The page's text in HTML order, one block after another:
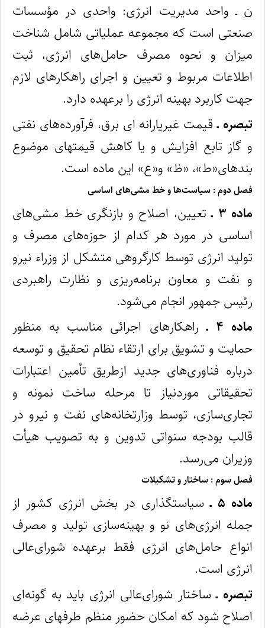
ن ـ واحد مدیریت انرژی: واحدی در مؤسسات
صنعتی است که مجموعه عملیاتی شامل شناخت
میزان و نحوه مصرف حامل‌های انرژی، ثبت
اطلاعات مربوط و تعیین و اجرای راهکارهای لازم
جهت کاربرد بهینه انرژی را بر‌عهده دارد.
تبصره ـقیمت غیریارانه‌ ای برق، فرآورده‌های نفتی
و گاز تابع افزایش و یا کاهش قیمتهای موضوع
بندهای«ط»، «ظ» و«ع» این ماده است.
فصل دوم : سیاست‌ها و خط مشی‌های اساسی
ماده ۳ ـ
تعیین، اصلاح و بازنگری خط‌ مشی‌های
اساسی در مورد هر کدام از حوزه‌های مصرف‌ و
تولید انرژی توسط کارگروهی متشکل از وزراء نیرو
و نفت و معاون برنامه‌‌ریزی و نظارت راهبردی
رئیس جمهور انجام می‌شود.
ماده ۴ ـ
راهکارهای اجرائی مناسب به‌ منظور
حمایت و تشویق برای ارتقاء نظام تحقیق و توسعه
درباره فناوری‌های جدید ازطریق تأمین اعتبارات
تحقیقاتی موردنیاز تا مرحله ساخت نمونه و
تجاری‌سازی، توسط وزارتخانه‌های نفت و نیرو در
قالب بودجه سنواتی تدوین و به ‌تصویب هیأت
وزیران می‌رسد.
فصل سوم : ساختار و تشکیلات
ماده ۵ ـ
سیاستگذاری در بخش انرژی کشور از
جمله انرژی‌های نو و بهینه‌‌سازی تولید و مصرف
انواع حامل‌های انرژی فقط برعهده شورای‌عالی
انرژی است.
تبصره ـساختار شورای‌عالی انرژی باید به‌ گونه‌ای
اصلاح شود که امکان حضور منظم طرفهای عرضه